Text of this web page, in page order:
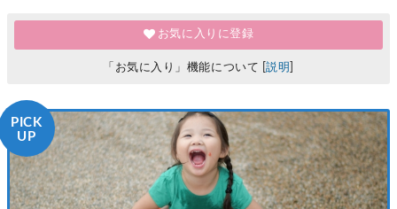
お気に入りに登録
「お気に入り」機能について [説明
PICK
UP